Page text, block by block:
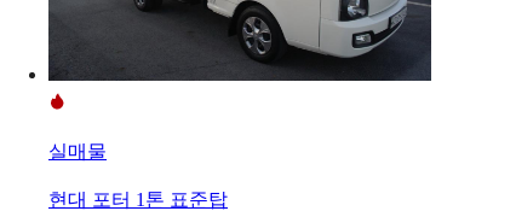
실매물
현대 포터 1톤 표준탑